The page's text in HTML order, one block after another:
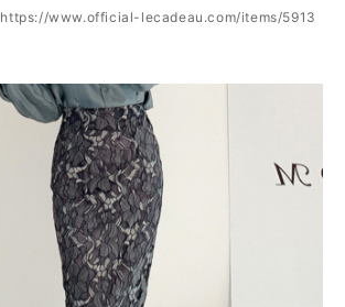
https://www.official-lecadeau.com/items/5913